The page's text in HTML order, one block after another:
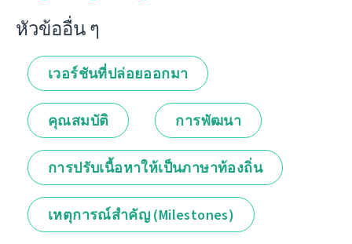
หัวข้ออื่น ๆ
เวอร์ชันที่ปล่อยออกมา
คุณสมบัติ การพัฒนา
การปรับเนื้อหาให้เป็นภาษาท้องถิ่น
เหตุการณ์สำคัญ (Milestones)